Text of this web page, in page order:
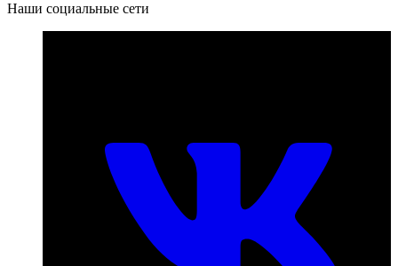
Номер телефона для связи:
+7 (831) 290-86-98
Наши социальные сети